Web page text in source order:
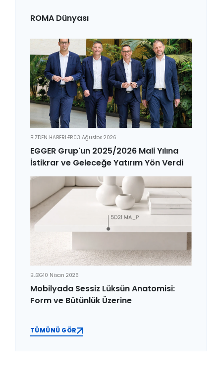
ROMA Dünyası
BİZDEN HABERLER03 Ağustos 2026
EGGER Grup'un 2025/2026 Mali Yılına
İstikrar ve Geleceğe Yatırım Yön Verdi
BLOG10 Nisan 2026
Mobilyada Sessiz Lüksün Anatomisi:
Form ve Bütünlük Üzerine
TÜMÜNÜ GÖR